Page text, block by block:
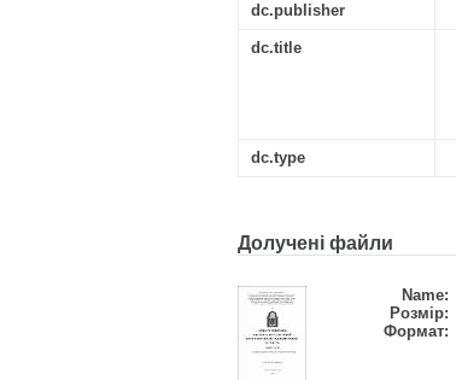
dc.publisher
dc.title
dc.type
Долучені файли
Name:
Розмір:
Формат: